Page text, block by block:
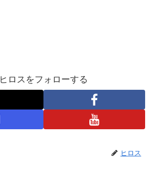
ヒロスをフォローする
ヒロス